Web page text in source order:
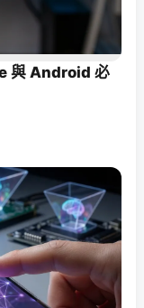
與 Android 必